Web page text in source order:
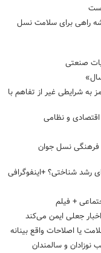
راهی برای سلامت نسل
صنعتی
به شرایطی غیر از تفاهم با
اقتصادی و نظامی
فرهنگی نسل جوان
رشد شناختی؟ +اینفوگرافی
+ فیلم
جعلی ایمن می‌کند
یا اصلاحات واقع بینانه
و سالمندان